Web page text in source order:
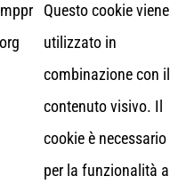
Questo cookie viene
utilizzato in
combinazione con il
contenuto visivo. Il
cookie è necessario
per la funzionalità a